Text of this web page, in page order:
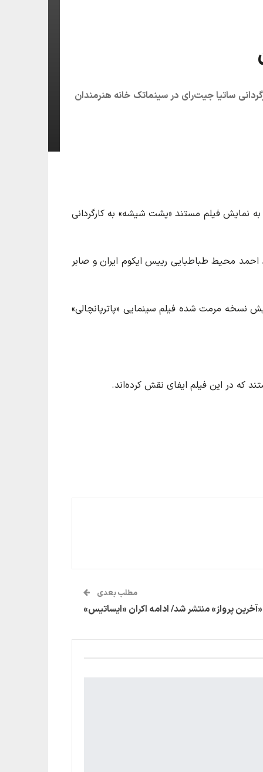
ساتیا جیت‌رای در سینماتک خانه هنرمندان
نمایش فیلم مستند «پشت شیشه» به کارگردانی
محیط طباطبایی رییس ایکوم ایران و صابر
و ششمین برنامه سینماتک خانه هنرمندان ایران نیز دوشنبه ۱۴ اسفند ۱۴۰۲ ساعت ۱۷ به نمایش نسخه مرمت شده فیلم سینمایی «پاترپانچالی»
که در این فیلم ایفای نقش کرده‌اند.
مطلب بعدی
پرواز» منتشر شد/ ادامه اکران «ایساتیس»